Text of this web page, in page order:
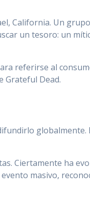
California. Un
un tesoro: un
referirse al
Grateful Dead.
globalmente.
Ciertamente ha
masivo,